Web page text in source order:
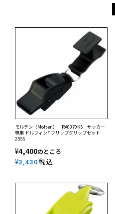
モルテン（Molten） RA0070KS サッカー
専用 ドルフィンF フリップグリップセット
25SS
¥4,400のところ
¥3,430税込